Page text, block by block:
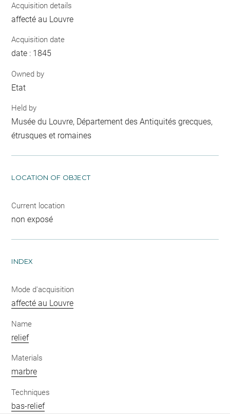
Acquisition details
affecté au Louvre
Acquisition date
date : 1845
Owned by
Etat
Held by
Musée du Louvre, Département des Antiquités grecques,
étrusques et romaines
LOCATION OF OBJECT
Current location
non exposé
INDEX
Mode d'acquisition
affecté au Louvre
Name
relief
Materials
marbre
Techniques
bas-relief